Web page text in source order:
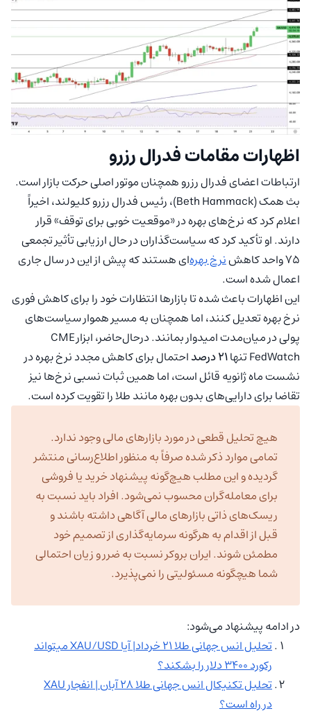
اظهارات مقامات فدرال رزرو
ارتباطات اعضای فدرال رزرو همچنان موتور اصلی حرکت بازار است.
بث همک (Beth Hammack)، رئیس فدرال رزرو کلیولند، اخیراً
اعلام کرد که نرخ‌های بهره در «موقعیت خوبی برای توقف» قرار
دارند. او تأکید کرد که سیاست‌گذاران در حال ارزیابی تأثیر تجمعی
۷۵ واحد کاهش
نرخ بهره‌ای هستند که پیش از این در سال جاری
اعمال شده است.
این اظهارات باعث شده تا بازارها انتظارات خود را برای کاهش فوری
نرخ بهره تعدیل کنند، اما همچنان به مسیر هموار سیاست‌های
پولی در میان‌مدت امیدوار بمانند. درحال‌حاضر، ابزار CME
FedWatch تنها
۲۱ درصد
احتمال برای کاهش مجدد نرخ بهره در
نشست ماه ژانویه قائل است، اما همین ثبات نسبی نرخ‌ها نیز
تقاضا برای دارایی‌های بدون بهره مانند طلا را تقویت کرده است.
هیچ تحلیل قطعی در مورد بازارهای مالی وجود ندارد.
تمامی موارد ذکر شده صرفاً به منظور اطلاع‌رسانی منتشر
گردیده و این مطلب هیچ‌گونه پیشنهاد خرید یا فروشی
برای معامله‌گران محسوب نمی‌شود. افراد باید نسبت به
ریسک‌های ذاتی بازارهای مالی آگاهی داشته باشند و
قبل از اقدام به هرگونه سرمایه‌گذاری از تصمیم خود
مطمئن شوند. ایران بروکر نسبت به ضرر و زیان احتمالی
شما هیچگونه مسئولیتی را نمی‌پذیرد.
در ادامه پیشنهاد می‌شود:
تحلیل انس جهانی طلا ۲۱ خرداد| آیا XAU/USD میتواند
رکورد ۳۴۰۰ دلار را بشکند؟
تحلیل تکنیکال انس جهانی طلا ۲۸ آبان | انفجار XAU
در راه است؟